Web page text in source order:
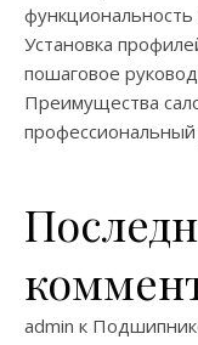
Установка
пошаговое
Преимущества
admin к